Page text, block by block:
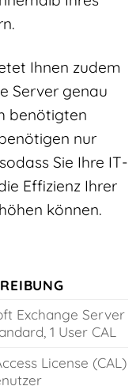
Ihnen zudem
Server genau
benötigten
nur
Sie Ihre IT-
Effizienz Ihrer
können.
Exchange Server
1 User CAL
License (CAL)